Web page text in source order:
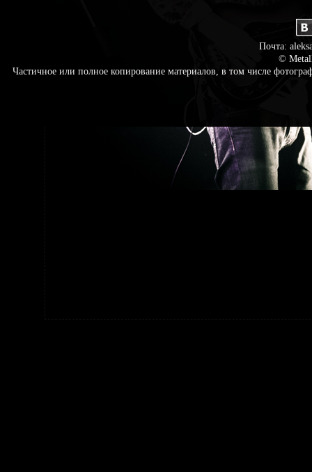
Почта:
©
Частичное или полное копирование материалов, в том числе